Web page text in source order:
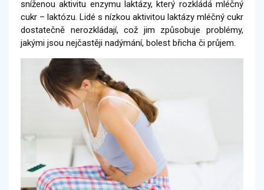
sníženou aktivitu enzymu laktázy, který rozkládá mléčný
cukr – laktózu. Lidé s nízkou aktivitou laktázy mléčný cukr
dostatečně nerozkládají, což jim způsobuje problémy,
jakými jsou nejčastěji nadýmání, bolest břicha či průjem.